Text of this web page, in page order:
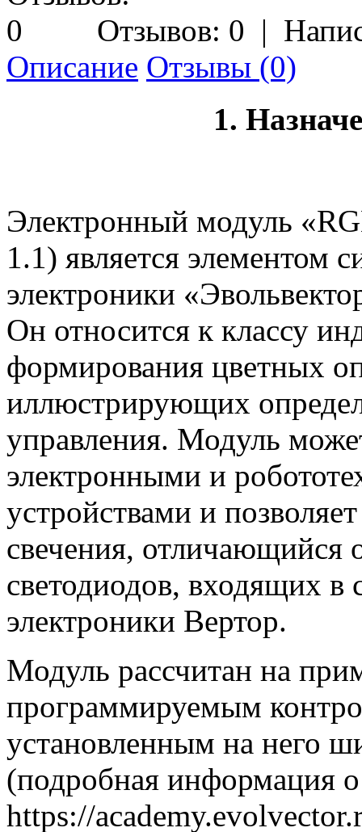
Отзывов: 0 |
Описание Отзывы (0)
1.
Электронный модуль
1.1) является элементом
электроники
Он относится к классу
формирования цветных
иллюстрирующих
управления. Модуль
электронными и
устройствами и
свечения, отличающийся
светодиодов, входящих в
электроники Вертор.
Модуль рассчитан на
программируемым
установленным на него
(подробная информация о
https://